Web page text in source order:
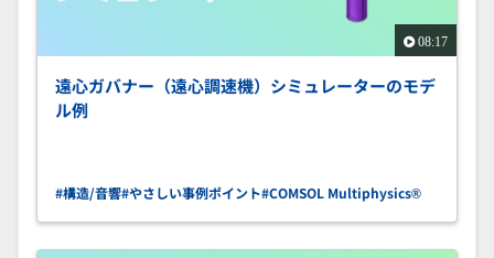
08:17
遠心ガバナー （遠心調速機）シミュレーターのモデ
ル例
#構造/音響#やさしい事例ポイント#COMSOL Multiphysics®